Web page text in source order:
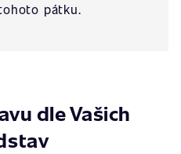
pátku.
dle Vašich